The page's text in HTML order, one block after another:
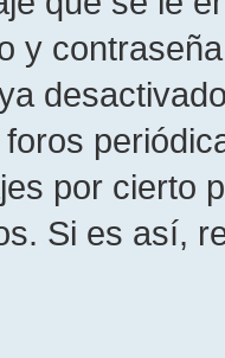
y
por cierto
Si es así,